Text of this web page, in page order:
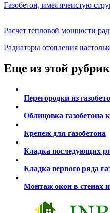
Газобетон, имея ячеистую
Расчет тепловой мощности
Радиаторы отопления
Еще из этой
Перегородки из
Облицовка газобетона
Крепеж для газобетона
Кладка последующих
Кладка первого ряда
Монтаж окон в стенах